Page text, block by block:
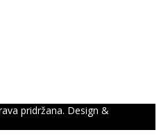
pridržana. Design &